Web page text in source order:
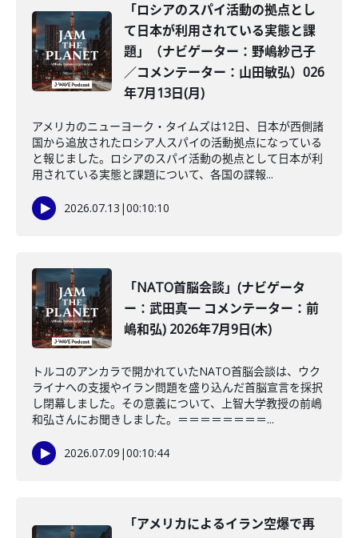
「ロシアのスパイ活動の拠点とし
て日本が利用されている実態と課
題」（ナビゲーター：野嶋紗己子
／コメンテーター：山田敏弘）026
年7月13日(月)
アメリカのニューヨーク・タイムズは12日、日本が西側諸
国から追放されたロシア人スパイの活動拠点になっている
と報じました。ロシアのスパイ活動の拠点として日本が利
用されている実態と課題について、各国の諜報...
2026.07.13 |00:10:10
「NATO首脳会談」(ナビゲータ
ー：武田真一 コメンテーター：前
嶋和弘) 2026年7月9日(木)
トルコのアンカラで開かれていたNATO首脳会談は、ウク
ライナへの支援やイラン問題を盛り込んだ首脳宣言を採択
し閉幕しました。その意義について、上智大学教授の前嶋
和弘さんにお聞きしました。＝＝＝＝＝＝＝＝...
2026.07.09 |00:10:44
「アメリカによるイラン空爆で再